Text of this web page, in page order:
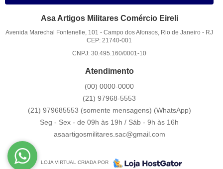
Asa Artigos Militares Comércio Eireli
Avenida Marechal Fontenelle, 101 -Campo dos Afonsos, Rio de Janeiro - RJ
CEP: 21740-001
CNPJ: 30.495.160/0001-10
Atendimento
(00) 0000-0000
(21) 97968-5553
(21) 979685553 (somente mensagens) (WhatsApp)
Seg - Sex - de 09h às 19h / Sáb - 9h às 16h
asaartigosmilitares.sac@gmail.com
LOJA VIRTUAL CRIADA POR